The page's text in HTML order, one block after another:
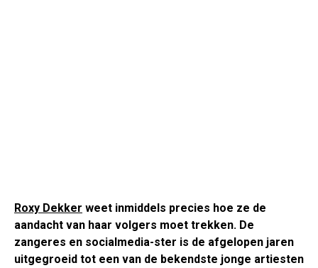
Roxy Dekker weet inmiddels precies hoe ze de
aandacht van haar volgers moet trekken. De
zangeres en socialmedia-ster is de afgelopen jaren
uitgegroeid tot een van de bekendste jonge artiesten